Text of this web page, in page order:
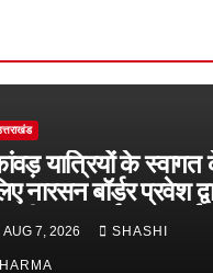
यात्रियों के
नारसन बॉर्डर प्रवेश
राजमार्ग पर लगाई
एलईडी लाइटें
AUG 7, 2026 SHASHI